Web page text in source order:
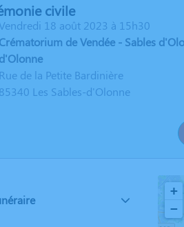
civile
vendredi 18 août 2023 à 15h30
Crématorium de Vendée - Sables
d'Olonne
Rue de la Petite Bardinière
85340 Les Sables-d'Olonne
+
−